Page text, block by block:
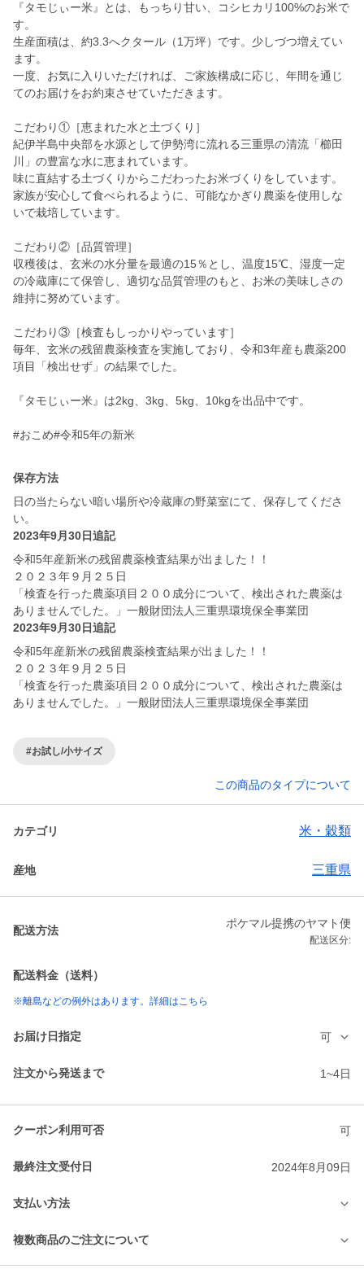
『タモじぃー米』とは、もっちり甘い、コシヒカリ100%のお米で
す。
生産面積は、約3.3へクタール（1万坪）です。少しづつ増えてい
ます。
一度、お気に入りいただければ、ご家族構成に応じ、年間を通じ
てのお届けをお約束させていただきます。
こだわり①［恵まれた水と土づくり］
紀伊半島中央部を水源として伊勢湾に流れる三重県の清流「櫛田
川」の豊富な水に恵まれています。
味に直結する土づくりからこだわったお米づくりをしています。
家族が安心して食べられるように、可能なかぎり農薬を使用しな
いで栽培しています。
こだわり②［品質管理］
収穫後は、玄米の水分量を最適の15％とし、温度15℃、湿度一定
の冷蔵庫にて保管し、適切な品質管理のもと、お米の美味しさの
維持に努めています。
こだわり③［検査もしっかりやっています］
毎年、玄米の残留農薬検査を実施しており、令和3年産も農薬200
項目「検出せず」の結果でした。
『タモじぃー米』は2kg、3kg、5kg、10kgを出品中です。
保存方法
日の当たらない暗い場所や冷蔵庫の野菜室にて、保存してくださ
い。
2023年9月30日追記
令和5年産新米の残留農薬検査結果が出ました！！
２０２３年９月２５日
「検査を行った農薬項目２００成分について、検出された農薬は
ありませんでした。」一般財団法人三重県環境保全事業団
2023年9月30日追記
令和5年産新米の残留農薬検査結果が出ました！！
２０２３年９月２５日
「検査を行った農薬項目２００成分について、検出された農薬は
ありませんでした。」一般財団法人三重県環境保全事業団
#お試し/小サイズ
この商品のタイプについて
カテゴリ 米・穀類
産地 三重県
配送方法
ポケマル提携のヤマト便
配送区分:
配送料金（送料）
※離島などの例外はあります。詳細はこちら
お届け日指定 可
注文から発送まで 1~4日
クーポン利用可否 可
最終注文受付日 2024年8月09日
支払い方法
複数商品のご注文について